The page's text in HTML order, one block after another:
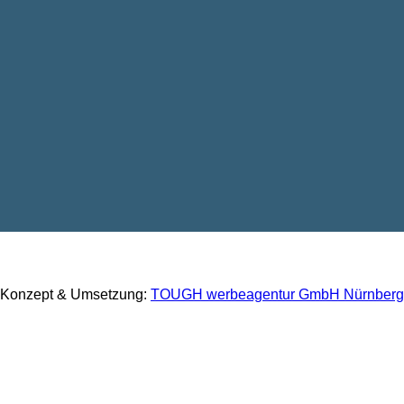
Konzept & Umsetzung: TOUGH werbeagentur GmbH Nürnberg